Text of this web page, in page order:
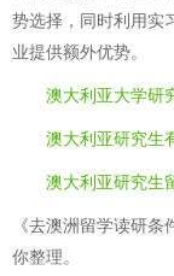
势选择，同时利用实
业提供额外优势。
澳大利亚大学研
澳大利亚研究生
澳大利亚研究生
《去澳洲留学读研
你整理。